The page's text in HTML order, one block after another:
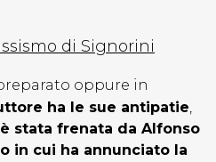
di Signorini
oppure in
ha le sue antipatie,
stata frenata da Alfonso
in cui ha annunciato la